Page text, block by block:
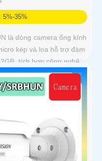
5%-35%
là dòng camera ống kính
kép và loa hỗ trợ đàm
tích hợp công nghệ
điều kiện ánh sáng